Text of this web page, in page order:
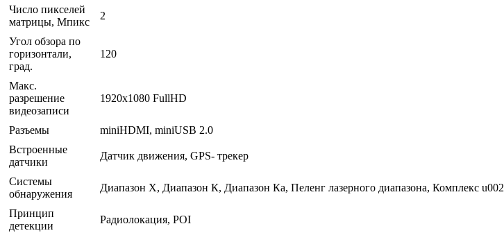
Число пикселей
матрицы, Мпикс
2
Угол обзора по
горизонтали,
град.
120
Макс.
разрешение
видеозаписи
1920x1080 FullHD
Разъемы
miniHDMI, miniUSB 2.0
Встроенные
датчики
Датчик движения, GPS- трекер
Системы
обнаружения
Диапазон X, Диапазон К, Диапазон Ка, Пеленг лазерного диапазона, Комплекс
Принцип
детекции
Радиолокация, POI